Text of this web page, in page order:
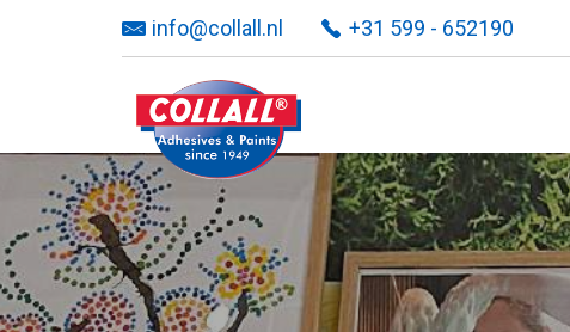
info@collall.nl +31 599 - 652190